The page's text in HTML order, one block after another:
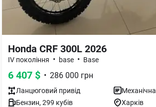
Honda CRF 300L 2026
IV покоління • base • Base
6 407 $ • 286 000 грн
Ланцюговий привід
Механічна
Бензин, 299 кубів Харків